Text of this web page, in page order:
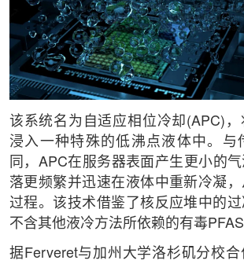
该系统名为自适应相位冷却(APC)
浸入一种特殊的低沸点液体中。与
同，APC在服务器表面产生更小的
落更频繁并迅速在液体中重新冷凝
过程。该技术借鉴了核反应堆中的
不含其他液冷方法所依赖的有毒PFAS
据Ferveret与加州大学洛杉矶分校